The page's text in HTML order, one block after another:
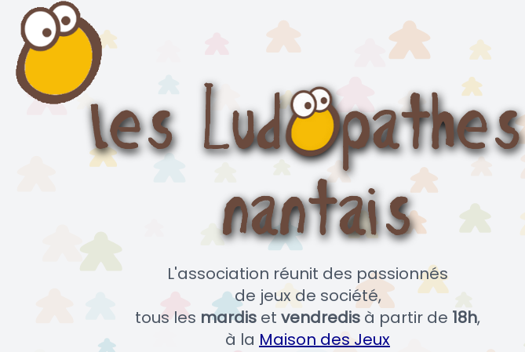
L'association réunit des passionnés
de jeux de société,
tous les mardis et vendredis à partir de 18h,
à la Maison des Jeux